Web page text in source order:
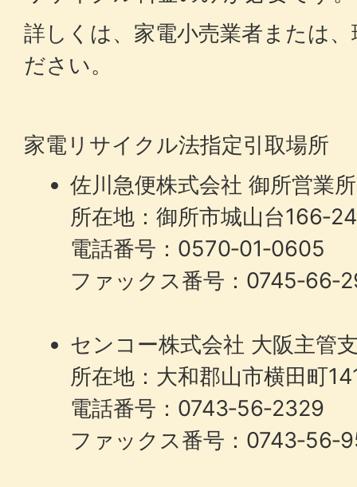
詳しくは、家電小売業者または
ださい。
家電リサイクル法指定引取場所
佐川急便株式会社 御所営業所
所在地：御所市城山台
電話番号：0570‐01‐0605
ファックス番号：
センコー株式会社 大阪主管
所在地：大和郡山市横田町
電話番号：0743‐56‐2329
ファックス番号：